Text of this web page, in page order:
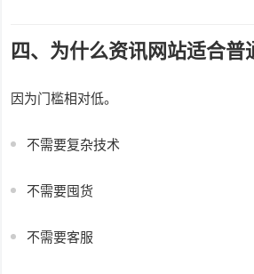
四、为什么资讯网站适合普
因为门槛相对低。
不需要复杂技术
不需要囤货
不需要客服